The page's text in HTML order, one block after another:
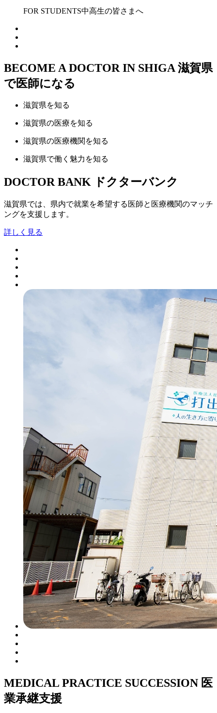
FOR STUDENTS中高生の皆さまへ
BECOME A DOCTOR IN SHIGA 滋賀県
で医師になる
滋賀県を知る
滋賀県の医療を知る
滋賀県の医療機関 を知る
滋賀県で働く魅力 を知る
DOCTOR BANK ドクターバンク
滋賀県では、県内で就業を希望する医師と医療機関のマッチ
ングを支援します。
詳しく見る
MEDICAL PRACTICE SUCCESSION 医
業承継支援